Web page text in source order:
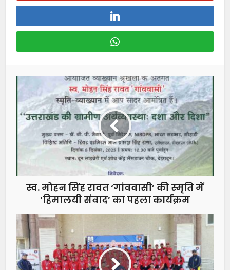
स्व. मोहन सिंह रावत ‘गांववासी’ की स्मृति में
‘हिमालयी संवाद’ का पहला कार्यक्रम